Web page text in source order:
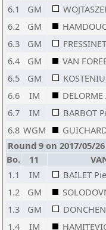
6.1
GM
6.2
GM
6.3
GM
6.4
GM VAN
6.5
GM
6.6
IM
6.7
IM BARBOT
6.8 WGM
Round 9 on 2017/05/
Bo.
11
1.1
IM BAILET
1.2
GM
1.3
GM
1.4
IM